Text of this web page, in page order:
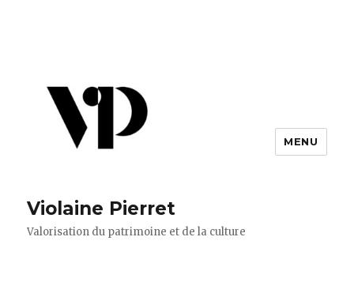
Violaine Pierret
Valorisation du patrimoine et de la culture
MENU